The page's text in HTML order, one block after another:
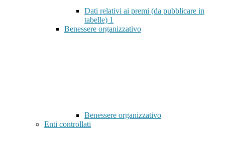
Dati relativi ai premi (da pubblicare in
tabelle) 1
Benessere organizzativo
Benessere organizzativo
Enti controllati